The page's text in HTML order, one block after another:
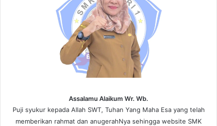
Assalamu Alaikum Wr. Wb.
Puji syukur kepada Allah SWT, Tuhan Yang Maha Esa yang telah
memberikan rahmat dan anugerahNya sehingga website SMK